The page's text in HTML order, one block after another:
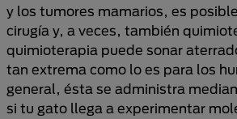
y los tumores mamarios, es
cirugía y, a veces, también
quimioterapia puede sonar
tan extrema como lo es para los
general, ésta se administra
si tu gato llega a experimentar